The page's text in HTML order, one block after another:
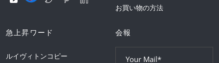
お買い物の方法
急上昇ワード
ルイヴィトンコピー
会報